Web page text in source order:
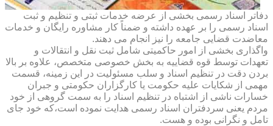
دفاتر اسناد رسمی بخشی از عرضه خدمات ثبتی و تنظیم و ثبت
اسناد رسمی را بر عهده داشته و ضمناً کار مشاوره رایگان و خدمات
معاضدت قضایی جامعه را نیز انجام می دهند.
واگذاری بخشی از امور حاکمیتی شامل ثبت نقل و انتقالات و
تعهدات توسط قوه قضاییه به بخش خصوصی متخصص، علاوه بر بالا
بردن دقت در تنظیم اسناد و سلب مسئولیت در این زمینه، قسمت
مهمی از شکایات علیه حکومت یا کارگزاران حکومتی و جبران
خسارات ناشی از اشتباه در تنظیم اسناد را به سمت گروهی از خود
مردم یعنی سردفتران اسناد رسمی هدایت نموده است،که خود جای
تامل و نگرانی بوده و هست.